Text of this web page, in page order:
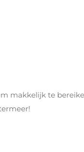
makkelijk te